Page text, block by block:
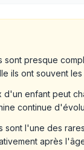
sont presque
ils ont souvent
d'un enfant peut
continue
sont l'une des
après